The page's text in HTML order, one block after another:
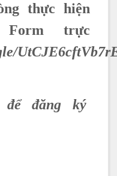
thực hiện
trực
để đăng ký